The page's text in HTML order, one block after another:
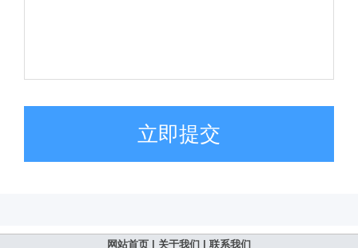
立即提交
网站首页 关于我们 联系我们